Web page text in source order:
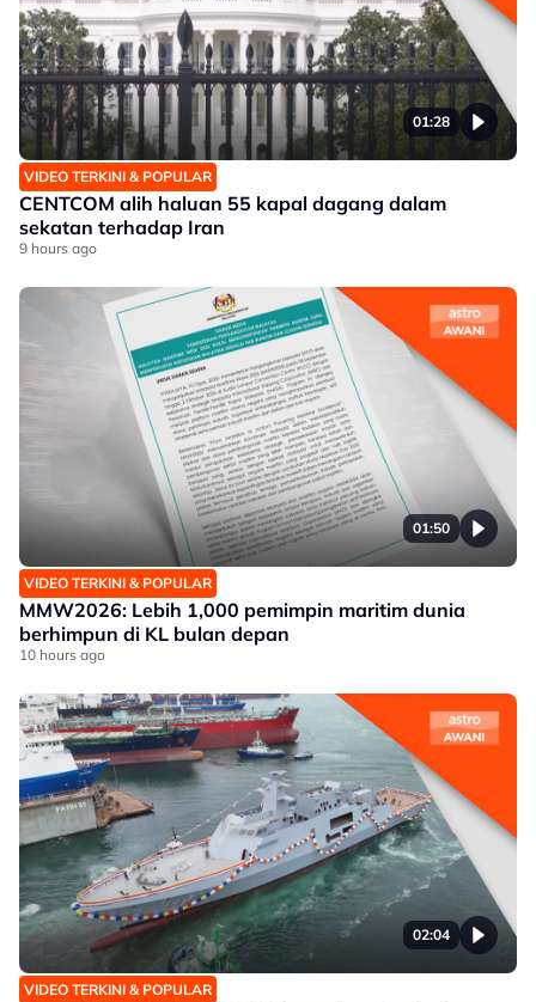
01:28
VIDEO TERKINI & POPULAR
CENTCOM alih haluan 55 kapal dagang dalam
sekatan terhadap Iran
9 hours ago
01:50
VIDEO TERKINI & POPULAR
MMW2026: Lebih 1,000 pemimpin maritim dunia
berhimpun di KL bulan depan
10 hours ago
02:04
VIDEO TERKINI & POPULAR